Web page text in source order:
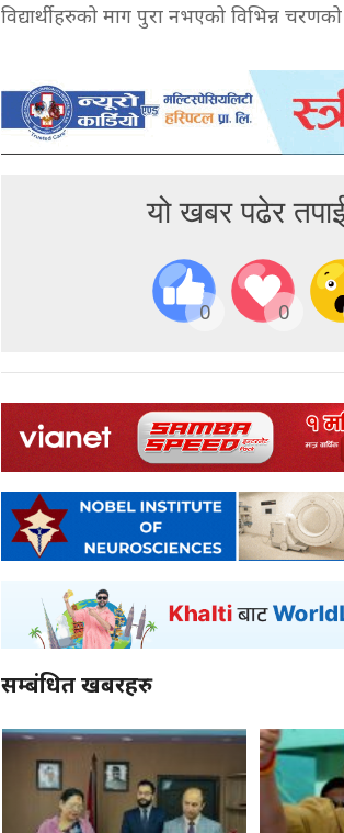
विद्यार्थीहरुको माग पुरा नभएको विभिन्न
यो खबर पढेर
0 0
सम्बंधित खबरहरु